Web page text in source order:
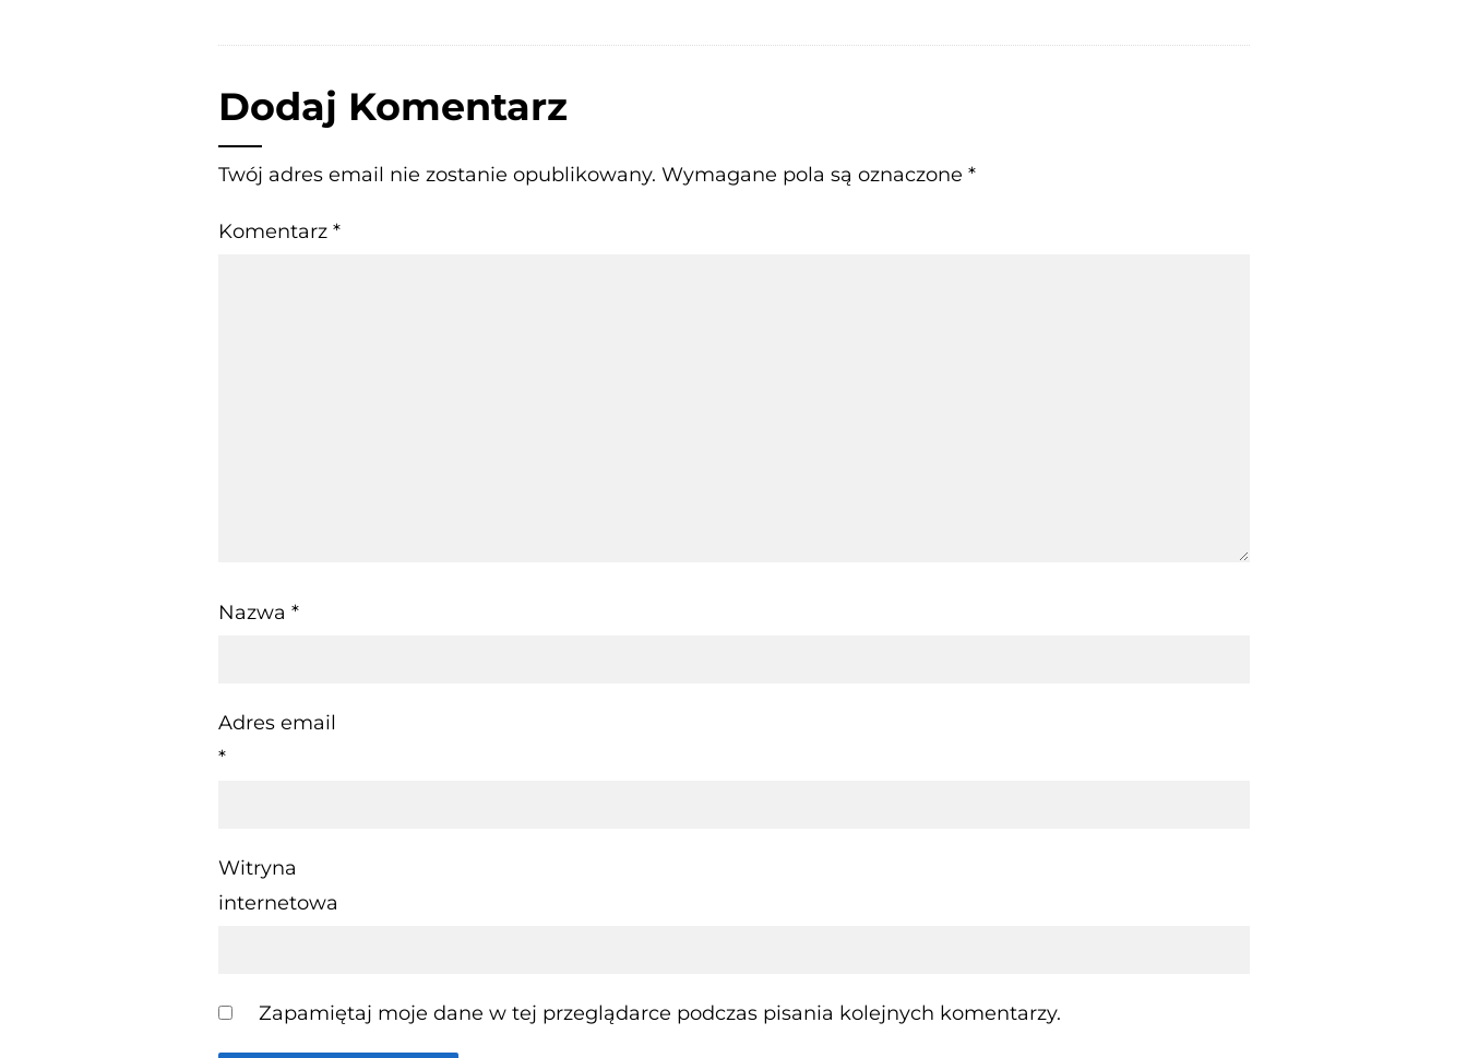
Dodaj Komentarz
Twój adres email nie zostanie opublikowany. Wymagane pola są oznaczone *
Komentarz *
Nazwa *
Adres email
*
Witryna
internetowa
Zapamiętaj moje dane w tej przeglądarce podczas pisania kolejnych komentarzy.